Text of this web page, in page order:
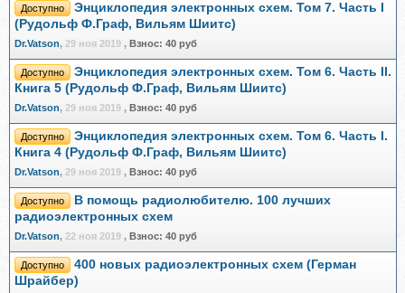
Доступно
Энциклопедия электронных схем. Том 7. Часть I
(Рудольф Ф.Граф, Вильям Шиитс)
Dr.Vatson, 29 ноя 2019 , Взнос: 40 руб
Доступно
Энциклопедия электронных схем. Том 6. Часть II.
Книга 5 (Рудольф Ф.Граф, Вильям Шиитс)
Dr.Vatson, 29 ноя 2019 , Взнос: 40 руб
Доступно
Энциклопедия электронных схем. Том 6. Часть I.
Книга 4 (Рудольф Ф.Граф, Вильям Шиитс)
Dr.Vatson, 29 ноя 2019 , Взнос: 40 руб
Доступно
В помощь радиолюбителю. 100 лучших
радиоэлектронных схем
Dr.Vatson, 22 ноя 2019 , Взнос: 40 руб
Доступно
400 новых радиоэлектронных схем (Герман
Шрайбер)